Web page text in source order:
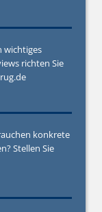
wichtiges
richten Sie
konkrete
Stellen Sie